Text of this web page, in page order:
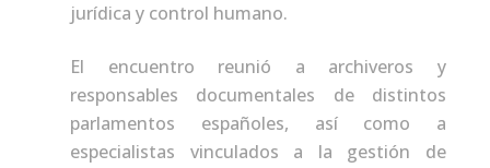
jurídica y control humano.
El encuentro reunió a archiveros y
responsables documentales de distintos
parlamentos españoles, así como a
especialistas vinculados a la gestión de